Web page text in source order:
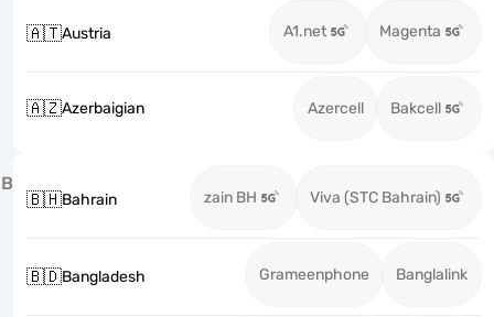
🇦🇹Austria A1.net Magenta
🇦🇿Azerbaigian Azercell Bakcell
B
🇧🇭Bahrain zain BH Viva (STC Bahrain)
🇧🇩Bangladesh Grameenphone Banglalink